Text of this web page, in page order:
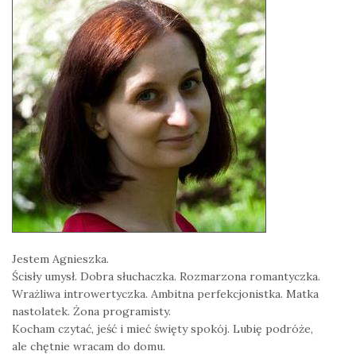
Jestem Agnieszka.
Ścisły umysł. Dobra słuchaczka. Rozmarzona romantyczka.
Wrażliwa introwertyczka. Ambitna perfekcjonistka. Matka
nastolatek. Żona programisty.
Kocham czytać, jeść i mieć święty spokój. Lubię podróże,
ale chętnie wracam do domu.